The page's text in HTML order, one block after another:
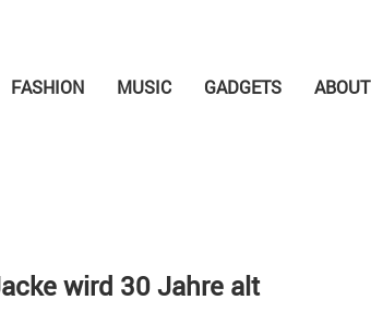
FASHION MUSIC GADGETS ABOUT
wird 30 Jahre alt